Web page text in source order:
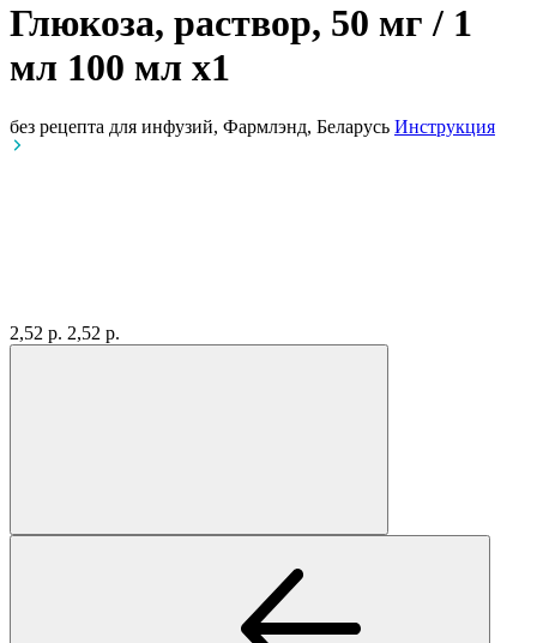
Глюкоза, раствор, 50 мг / 1
мл 100 мл x1
без рецепта для инфузий, Фармлэнд, Беларусь Инструкция
2,52 р. 2,52 р.